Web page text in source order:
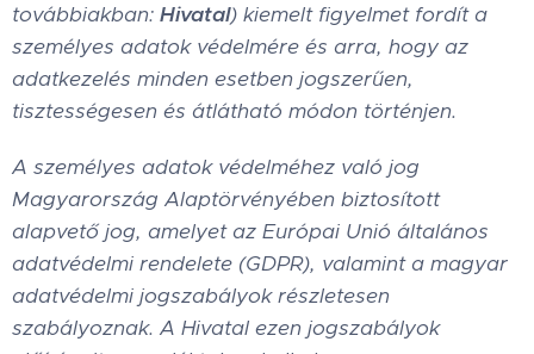
továbbiakban: Hivatal) kiemelt figyelmet fordít a
személyes adatok védelmére és arra, hogy az
adatkezelés minden esetben jogszerűen,
tisztességesen és átlátható módon történjen.
A személyes adatok védelméhez való jog
Magyarország Alaptörvényében biztosított
alapvető jog, amelyet az Európai Unió általános
adatvédelmi rendelete (GDPR), valamint a magyar
adatvédelmi jogszabályok részletesen
szabályoznak. A Hivatal ezen jogszabályok